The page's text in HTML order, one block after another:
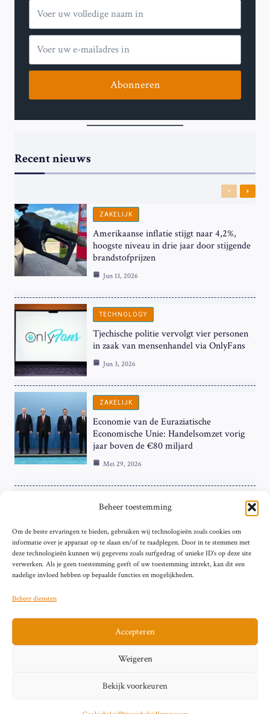
Beheer toestemming
Om de beste ervaringen te bieden, gebruiken wij technologieën zoals cookies om
informatie over je apparaat op te slaan en/of te raadplegen. Door in te stemmen met
deze technologieën kunnen wij gegevens zoals surfgedrag of unieke ID's op deze site
verwerken. Als je geen toestemming geeft of uw toestemming intrekt, kan dit een
nadelige invloed hebben op bepaalde functies en mogelijkheden.
Beheer diensten
Accepteren
Weigeren
Bekijk voorkeuren
Abonneren
Recent nieuws
Previous
Next
ZAKELIJK
Amerikaanse inflatie stijgt naar 4,2%,
hoogste niveau in drie jaar door stijgende
brandstofprijzen
Jun 13, 2026
TECHNOLOGY
Tjechische politie vervolgt vier personen
in zaak van mensenhandel via OnlyFans
Jun 3, 2026
ZAKELIJK
Economie van de Euraziatische
Economische Unie: Handelsomzet vorig
jaar boven de €80 miljard
Mei 29, 2026
ZAKELIJK
Hardnekkige Inflatie bij de ‘Grote Vier’
van de Eurozone
Mei 29, 2026
Sitemap Contact Privacybeleid (EU)
Impressum
Cookiebeleid (EU)